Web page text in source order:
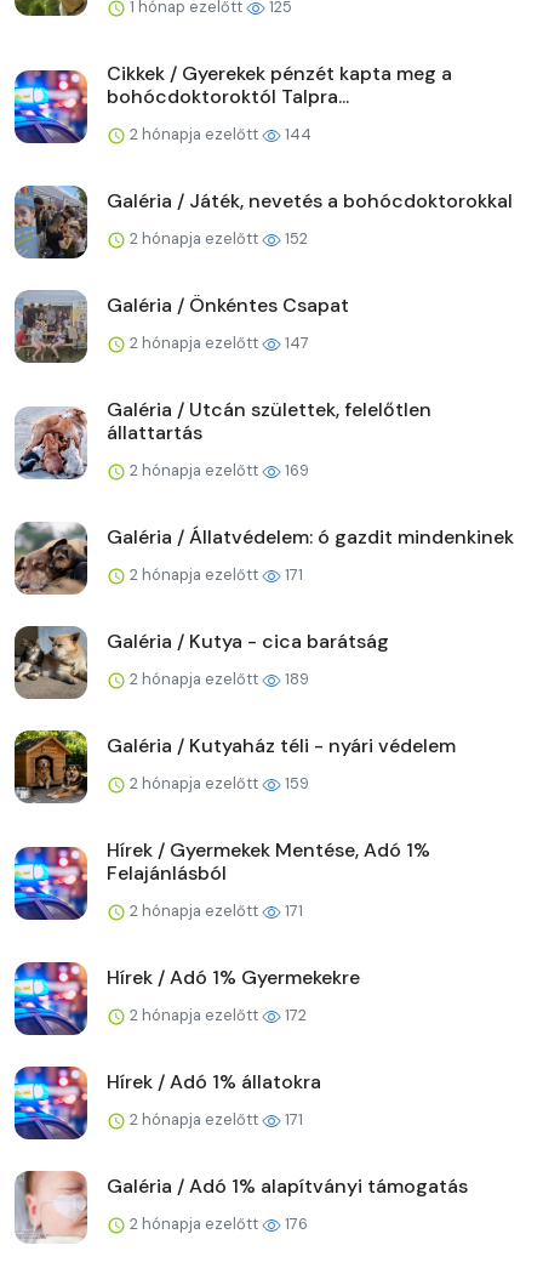
1 hónap ezelőtt 125
Cikkek / Gyerekek pénzét kapta meg a
bohócdoktoroktól Talpra...
2 hónapja ezelőtt 144
Galéria / Játék, nevetés a bohócdoktorokkal
2 hónapja ezelőtt 152
Galéria / Önkéntes Csapat
2 hónapja ezelőtt 147
Galéria / Utcán születtek, felelőtlen
állattartás
2 hónapja ezelőtt 169
Galéria / Állatvédelem: ó gazdit mindenkinek
2 hónapja ezelőtt 171
Galéria / Kutya - cica barátság
2 hónapja ezelőtt 189
Galéria / Kutyaház téli - nyári védelem
2 hónapja ezelőtt 159
Hírek / Gyermekek Mentése, Adó 1%
Felajánlásból
2 hónapja ezelőtt 171
Hírek / Adó 1% Gyermekekre
2 hónapja ezelőtt 172
Hírek / Adó 1% állatokra
2 hónapja ezelőtt 171
Galéria / Adó 1% alapítványi támogatás
2 hónapja ezelőtt 176